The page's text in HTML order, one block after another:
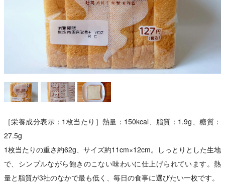
［栄養成分表示：1枚当たり］熱量：150kcal、脂質：1.9g、糖質：
27.5g
1枚当たりの重さ約62g、サイズ約11cm×12cm。しっとりとした生地
で、シンプルながら飽きのこない味わいに仕上げられています。熱
量と脂質が3社のなかで最も低く、毎日の食事に選びたい一枚です。